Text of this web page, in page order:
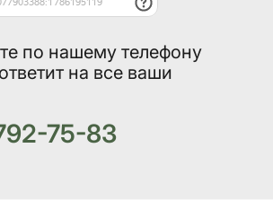
по нашему телефону
на все ваши
75-83